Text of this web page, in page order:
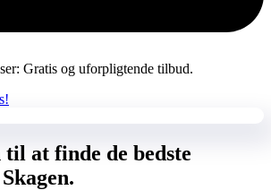
Gratis og uforpligtende tilbud.
at finde de bedste